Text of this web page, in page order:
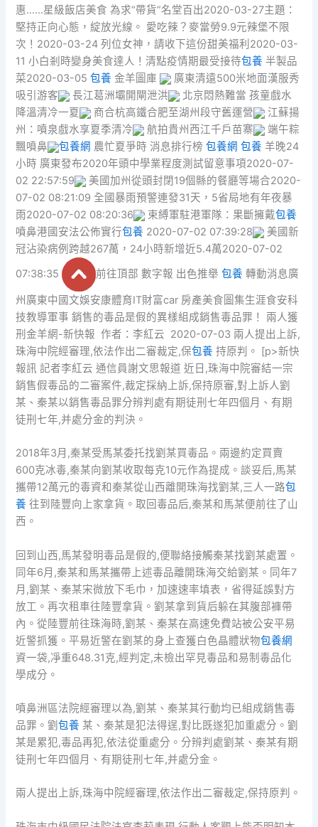
惠……星級飯店美食 為求“帶貨”名堂百出2020-03-27主題：
堅持正向心態，綻放光線。 愛吃辣？麥當勞9.9元辣堡不限
次！2020-03-24 列位女神，請收下這份甜美福利2020-03-
11 小白剎時變身美食達人！清點疫情期最受接待包養 半製品
菜2020-03-05包養 金羊圖庫
廣東清遠500米地面漢服秀
吸引游客
長江葛洲壩開閘泄洪
北京悶熱難當 孩童戲水
降溫清冷一夏
商合杭高鐵合肥至湖州段守舊運營
江蘇揚
州：噴泉戲水享夏季清冷
航拍貴州西江千戶苗寨
端午粽
飄噴鼻
包養網 農忙夏爭時 消息排行榜包養網 包養 羊晚24
小時 廣東發布2020年頭中學業程度測試留意事項2020-07-
02 22:57:59
美國加州從頭封閉19個縣的餐廳等場合2020-
07-02 08:21:09 全國暴雨預警連發31天，5省局地有年夜暴
雨2020-07-02 08:20:36
束縛軍駐港軍隊：果斷擁戴包養
噴鼻港國安法公佈實行包養 2020-07-02 07:39:28
美國新
冠沾染病例跨越267萬，24小時新增近5.4萬2020-07-02
07:38:35
前往頂部 數字報 出色推舉包養 轉動消息廣
州廣東中國文娛安康體育IT財富car 房產美食圖集生涯食安科
技教導軍事 銷售的毒品是假的異樣組成銷售毒品罪！ 兩人獲
刑金羊網-新快報 作者：李紅云 2020-07-03 兩人提出上訴,
珠海中院經審理,依法作出二審裁定,保包養 持原判。 [p>新快
報訊 記者李紅云 通信員謝文思報道 近日,珠海中院審結一宗
銷售假毒品的二審案件,裁定採納上訴,保持原審,對上訴人劉
某、秦某以銷售毒品罪分辨判處有期徒刑七年四個月、有期
徒刑七年,并處分金的判決。
2018年3月,秦某受馬某委托找劉某買毒品。兩邊約定買賣
600克冰毒,秦某向劉某收取每克10元作為提成。談妥后,馬某
攜帶12萬元的毒資和秦某從山西離開珠海找劉某,三人一路包
養 往到陸豐向上家拿貨。取回毒品后,秦某和馬某便前往了山
西。
回到山西,馬某發明毒品是假的,便聯絡接觸秦某找劉某處置。
同年6月,秦某和馬某攜帶上述毒品離開珠海交給劉某。同年7
月,劉某、秦某宋微放下毛巾，加速速率填表，省得延誤對方
放工。再次租車往陸豐拿貨。劉某拿到貨后躲在其腹部褲帶
內。從陸豐前往珠海時,劉某、秦某在高速免費站被公安平易
近警抓獲。平易近警在劉某的身上查獲白色晶體狀物包養網
資一袋,凈重648.31克,經判定,未檢出罕見毒品和易制毒品化
學成分。
噴鼻洲區法院經審理以為,劉某、秦某其行動均已組成銷售毒
品罪。劉包養 某、秦某是犯法得逞,對比既遂犯加重處分。劉
某是累犯,毒品再犯,依法從重處分。分辨判處劉某、秦某有期
徒刑七年四個月、有期徒刑七年,并處分金。
兩人提出上訴,珠海中院經審理,依法作出二審裁定,保持原判。